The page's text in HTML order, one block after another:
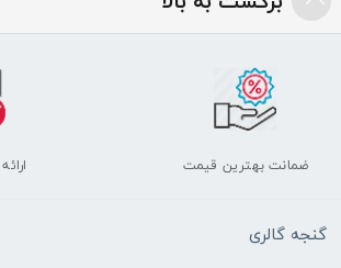
ضمانت بهترین قیمت
گنجه گالری